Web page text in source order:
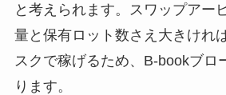
と考えられます。スワップアー
量と保有ロット数さえ大きけれ
スクで稼げるため、B-bookブロ
ります。